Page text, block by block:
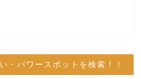
・パワースポットを検索！！